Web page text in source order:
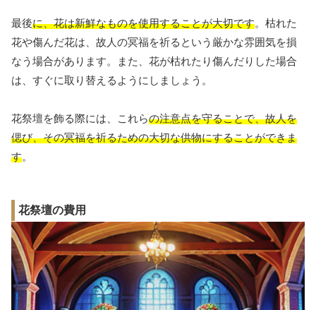
最後に、花は新鮮なものを使用することが大切です。枯れた
花や傷んだ花は、故人の冥福を祈るという厳かな雰囲気を損
なう場合があります。また、花が枯れたり傷んだりした場合
は、すぐに取り替えるようにしましょう。
花祭壇を飾る際には、これらの注意点を守ることで、故人を
偲び、その冥福を祈るための大切な供物にすることができま
す。
花祭壇の費用